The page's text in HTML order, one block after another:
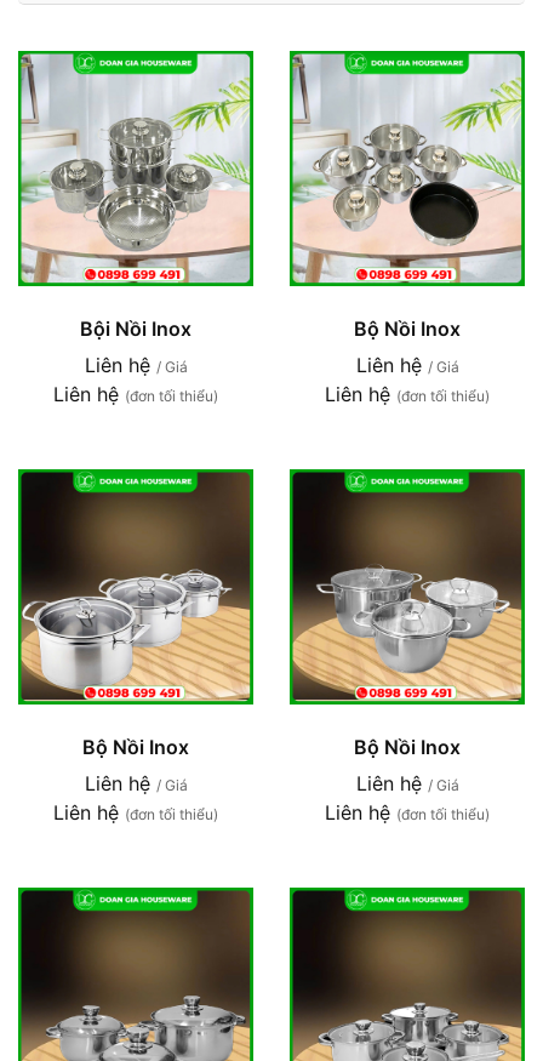
Bội Nồi Inox
Liên hệ / Giá
Liên hệ (đơn tối thiểu)
Bộ Nồi Inox
Liên hệ / Giá
Liên hệ (đơn tối thiểu)
Bộ Nồi Inox
Liên hệ / Giá
Liên hệ (đơn tối thiểu)
Bộ Nồi Inox
Liên hệ / Giá
Liên hệ (đơn tối thiểu)